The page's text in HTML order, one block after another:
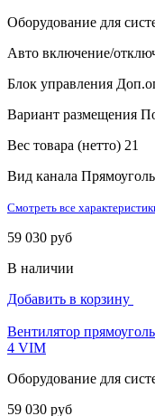
Оборудование для
Авто включение/
Блок управления
Вариант размещения
Вес товара (нетто) 21
Вид канала
Смотреть все
59 030 руб
В наличии
Добавить в корзину
Вентилятор
4 VIM
Оборудование для
59 030 руб